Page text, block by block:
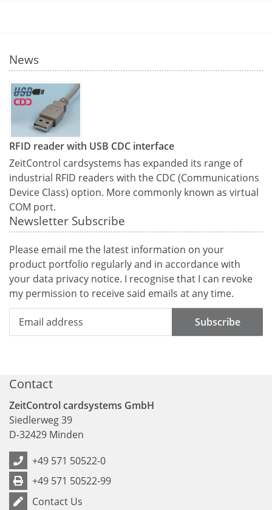
News
RFID reader with USB CDC interface
ZeitControl cardsystems has expanded its range of
industrial RFID readers with the CDC (Communications
Device Class) option. More commonly known as virtual
COM port.
Newsletter Subscribe
Please email me the latest information on your
product portfolio regularly and in accordance with
your data privacy notice. I recognise that I can revoke
my permission to receive said emails at any time.
Subscribe
Contact
ZeitControl cardsystems GmbH
Siedlerweg 39
D-32429 Minden
+49 571 50522-0
+49 571 50522-99
Contact Us